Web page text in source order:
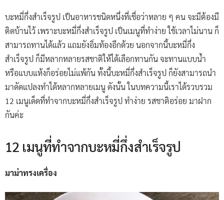
บะหมี่กึ่งสำเร็จรูป เป็นอาหารชนิดหนึ่งที่เชื่อว่าหลาย ๆ คน จะมีต้องมี
ติดบ้านไว้ เพราะบะหมี่กึ่งสำเร็จรูป เป็นเมนูที่ทำง่าย ใช้เวลาไม่นาน ก็
สามารถทานได้แล้ว แถมยังอิ่มท้องอีกด้วย นอกจากนี้บะหมี่กึ่ง
สำเร็จรูป ก็มีหลากหลายรสชาติให้ได้เลือกทานกัน จะทานแบบน้ำ
หรือแบบแห้งก็อร่อยไม่แพ้กัน ทั้งนี้บะหมี่กึ่งสำเร็จรูป ก็ยังสามารถนำ
มาดัดแปลงทำได้หลากหลายเมนู ดังนั้น ในบทความนี้เราได้รวบรวม
12 เมนูเด็ดที่ทำจากบะหมี่กึ่งสำเร็จรูป ทำง่าย รสชาติอร่อย มาฝาก
กันค่ะ
12 เมนูที่ทำจากบะหมี่กึ่งสำเร็จรูป
มาม่าทรงเครื่อง